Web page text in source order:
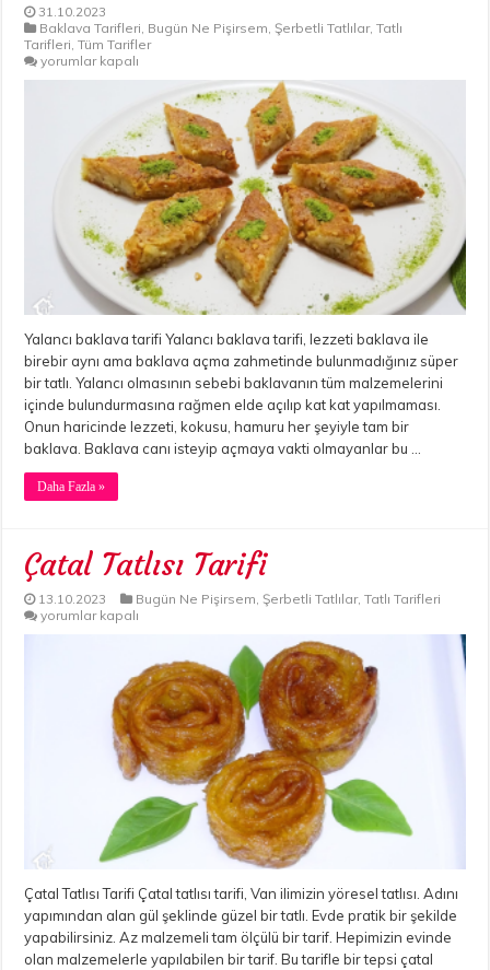
31.10.2023
Baklava Tarifleri, Bugün Ne Pişirsem,Şerbetli Tatlılar,Tatlı
Tarifleri,Tüm Tarifler
Yalancı
Baklava
yorumlar kapalı
Yalancı baklava tarifi Yalancı baklava tarifi, lezzeti baklava ile
birebir aynı ama baklava açma zahmetinde bulunmadığınız süper
bir tatlı. Yalancı olmasının sebebi baklavanın tüm malzemelerini
içinde bulundurmasına rağmen elde açılıp kat kat yapılmaması.
Onun haricinde lezzeti, kokusu, hamuru her şeyiyle tam bir
baklava. Baklava canı isteyip açmaya vakti olmayanlar bu …
Daha Fazla »
Çatal Tatlısı Tarifi
13.10.2023 Bugün Ne Pişirsem,Şerbetli Tatlılar,Tatlı Tarifleri
Çatal
yorumlar kapalı
Çatal Tatlısı Tarifi Çatal tatlısı tarifi, Van ilimizin yöresel tatlısı. Adını
yapımından alan gül şeklinde güzel bir tatlı. Evde pratik bir şekilde
yapabilirsiniz. Az malzemeli tam ölçülü bir tarif. Hepimizin evinde
olan malzemelerle yapılabilen bir tarif. Bu tarifle bir tepsi çatal